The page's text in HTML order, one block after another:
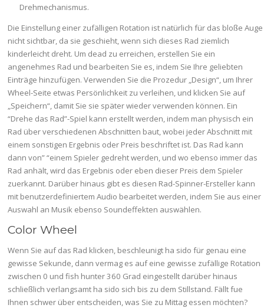
Drehmechanismus.
Die Einstellung einer zufälligen Rotation ist natürlich für das bloße Auge
nicht sichtbar, da sie geschieht, wenn sich dieses Rad ziemlich
kinderleicht dreht. Um dead zu erreichen, erstellen Sie ein
angenehmes Rad und bearbeiten Sie es, indem Sie Ihre geliebten
Einträge hinzufügen. Verwenden Sie die Prozedur „Design“, um Ihrer
Wheel-Seite etwas Persönlichkeit zu verleihen, und klicken Sie auf
„Speichern“, damit Sie sie später wieder verwenden können. Ein
“Drehe das Rad”-Spiel kann erstellt werden, indem man physisch ein
Rad über verschiedenen Abschnitten baut, wobei jeder Abschnitt mit
einem sonstigen Ergebnis oder Preis beschriftet ist. Das Rad kann
dann von” “einem Spieler gedreht werden, und wo ebenso immer das
Rad anhält, wird das Ergebnis oder eben dieser Preis dem Spieler
zuerkannt. Darüber hinaus gibt es diesen Rad-Spinner-Ersteller kann
mit benutzerdefiniertem Audio bearbeitet werden, indem Sie aus einer
Auswahl an Musik ebenso Soundeffekten auswählen.
Color Wheel
Wenn Sie auf das Rad klicken, beschleunigt ha sido für genau eine
gewisse Sekunde, dann vermag es auf eine gewisse zufällige Rotation
zwischen 0 und fish hunter 360 Grad eingestellt darüber hinaus
schließlich verlangsamt ha sido sich bis zu dem Stillstand. Fällt fue
Ihnen schwer über entscheiden, was Sie zu Mittag essen möchten?